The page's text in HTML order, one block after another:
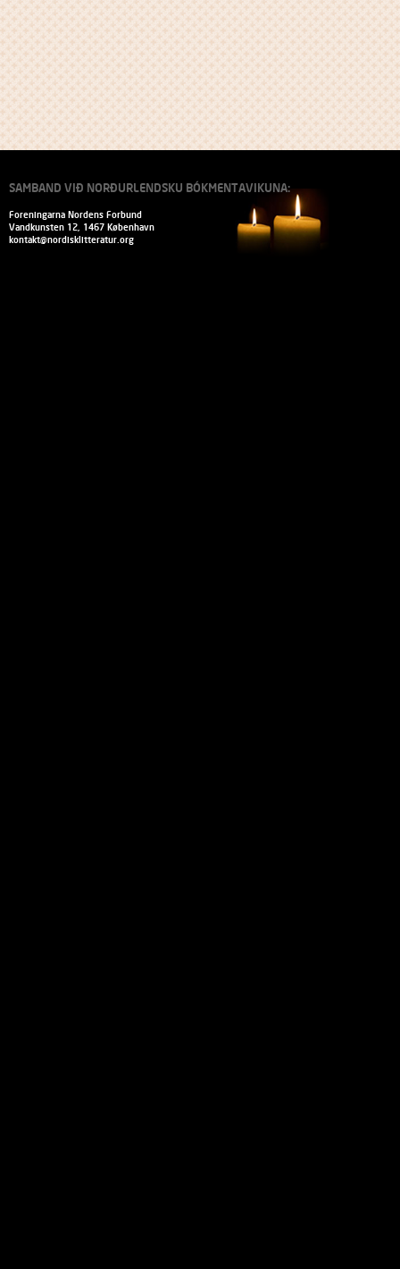
SAMBAND VIÐ NORÐURLENDSKU BÓKMENTAVIKUNA:
Foreningarna Nordens Forbund
Vandkunsten 12, 1467 København
kontakt@nordisklitteratur.org